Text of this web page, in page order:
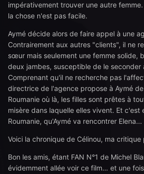
impérativement trouver une autre
la chose n'est pas facile.
Aymé décide alors de faire appel à une
Contrairement aux autres "clients", il ne
sœur mais seulement une femme solide,
deux jambes, susceptible de le seconder
Comprenant qu'il ne recherche pas
directrice de l'agence propose à Aymé
Roumanie où là, les filles sont prêtes à
misère dans laquelle elles vivent. Et c'est
Roumanie, qu'Aymé va rencontrer Elena...
Voici la chronique de Célinou, ma
Bon les amis, étant FAN N°1 de Michel
évidemment allée voir ce film… et une